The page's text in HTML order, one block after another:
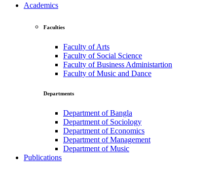
Academics
Faculties
Faculty of Arts
Faculty of Social Science
Faculty of Business Administartion
Faculty of Music and Dance
Departments
Department of Bangla
Department of Sociology
Department of Economics
Department of Management
Department of Music
Publications